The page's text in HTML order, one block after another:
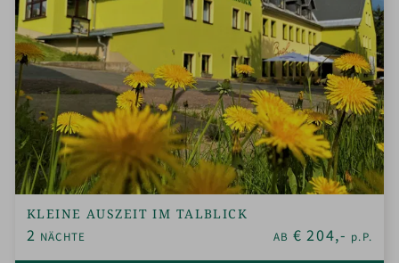
KLEINE AUSZEIT IM TALBLICK
2 NÄCHTE AB € 204,- p.P.